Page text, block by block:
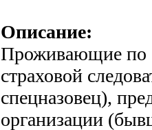
Описание:
Проживающие по
страховой
спецназовец),
организации